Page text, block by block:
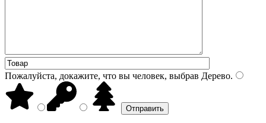
Пожалуйста, докажите, что вы человек, выбрав Дерево.